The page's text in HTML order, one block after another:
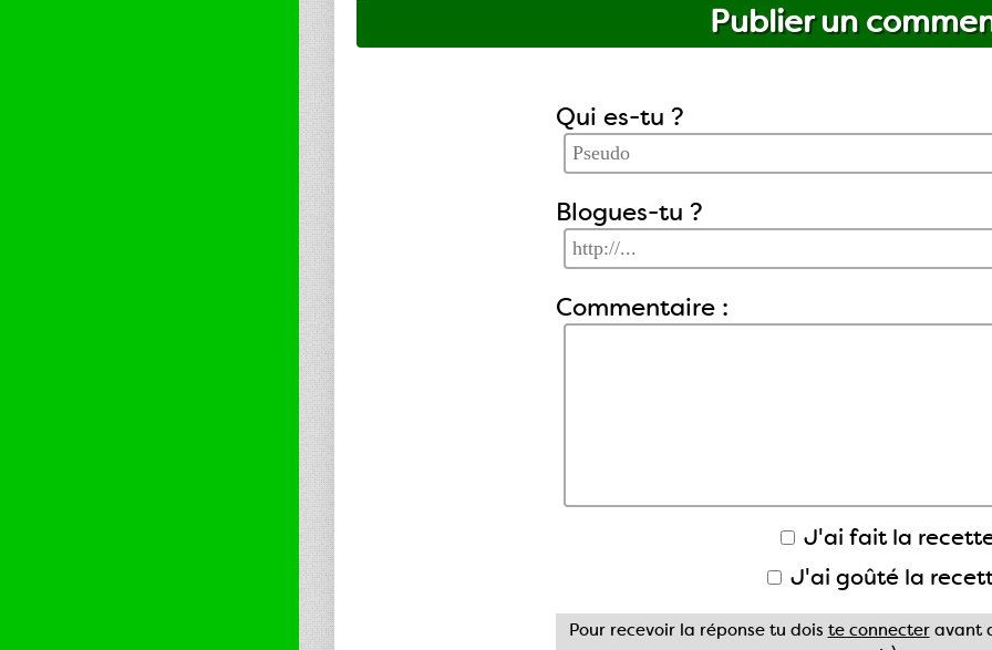
Publier un
Qui es-tu ?
Blogues-tu ?
Commentaire :
J'ai fait la
J'ai goûté la
Pour recevoir la réponse tu dois te connecteravant